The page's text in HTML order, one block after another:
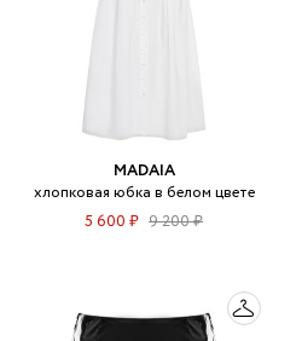
MADAIA
хлопковая юбка в белом цвете
5 600 ₽ 9 200 ₽